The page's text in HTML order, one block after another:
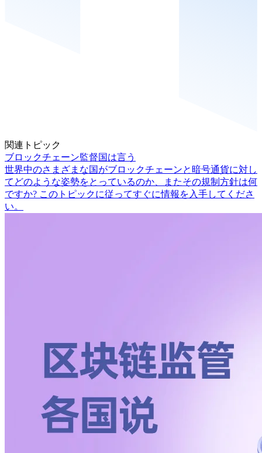
関連トピック
ブロックチェーン監督国は言う
世界中のさまざまな国がブロックチェーンと暗号通貨に対し
てどのような姿勢をとっているのか、またその規制方針は何
ですか? このトピックに従ってすぐに情報を入手してくださ
い。